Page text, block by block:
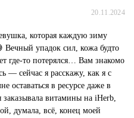
20.11.2024
которая каждую зиму
Вечный упадок сил, кожа будто
где-то потерялся… Вам знакомо
— сейчас я расскажу, как я с
оставаться в ресурсе даже в
витамины на iHerb,
думала, всё, конец моей